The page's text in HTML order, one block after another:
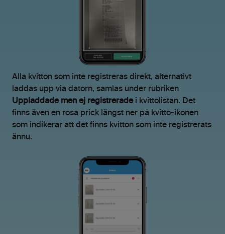
Alla kvitton som inte registreras direkt, alternativt
laddas upp via datorn, samlas under rubriken
Uppladdade men ej registreradei kvittolistan. Det
finns även en rosa prick längst ner på kvitto-ikonen
som indikerar att det finns kvitton som inte registrerats
ännu.